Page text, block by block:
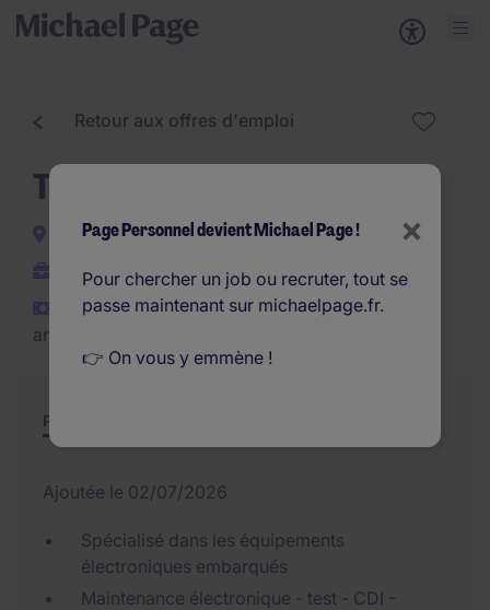
Retour aux offres d'emploi
Technicien électronique H/F
Toulouse
CDI
€30.000 - €35.000 par
an
Poste et missions
Ajoutée le 02/07/2026
Spécialisé dans les équipements
électroniques embarqués
Maintenance électronique - test - CDI -
×
Page Personnel devient Michael Page !
Pour chercher un job ou recruter, tout se
passe maintenant sur michaelpage.fr.
👉 On vous y emmène !